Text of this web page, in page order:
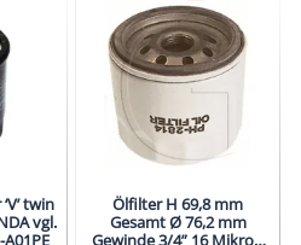
twin
vgl.
Ölfilter H 69,8 mm
Gesamt Ø 76,2 mm
Gewinde 3/4” 16 Mikron